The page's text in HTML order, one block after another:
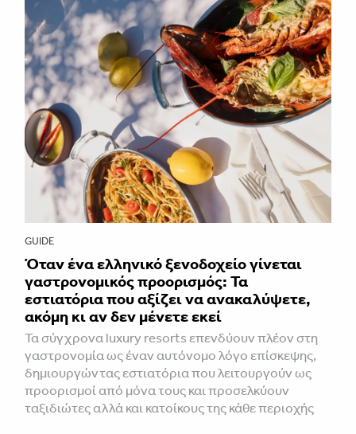
GUIDE
Όταν ένα ελληνικό ξενοδοχείο γίνεται
γαστρονομικός προορισμός: Τα
εστιατόρια που αξίζει να ανακαλύψετε,
ακόμη κι αν δεν μένετε εκεί
Τα σύγχρονα luxury resorts επενδύουν πλέον στη
γαστρονομία ως έναν αυτόνομο λόγο επίσκεψης,
δημιουργώντας εστιατόρια που λειτουργούν ως
προορισμοί από μόνα τους και προσελκύουν
ταξιδιώτες αλλά και κατοίκους της κάθε περιοχής